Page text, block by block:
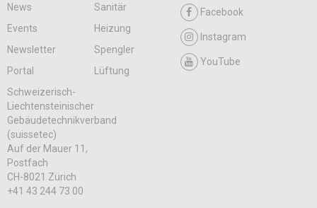
News
Sanitär
Events
Heizung
Newsletter
Spengler
Portal
Lüftung
Facebook
Instagram
YouTube
Schweizerisch-
Liechtensteinischer
Gebäudetechnikverband
(suissetec)
Auf der Mauer 11,
Postfach
CH-8021 Zürich
+41 43 244 73 00